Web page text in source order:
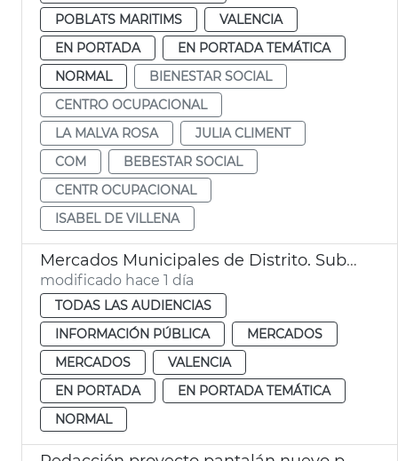
POBLATS MARITIMS
VALENCIA
EN PORTADA
EN PORTADA TEMÁTICA
NORMAL
BIENESTAR SOCIAL
CENTRO OCUPACIONAL
LA MALVA ROSA
JULIA CLIMENT
COM
BEBESTAR SOCIAL
CENTR OCUPACIONAL
ISABEL DE VILLENA
Mercados Municipales de Distrito. Subasta de puestos: 28 de septiembre de 2026
modificado hace 1 día
TODAS LAS AUDIENCIAS
INFORMACIÓN PÚBLICA
MERCADOS
MERCADOS
VALENCIA
EN PORTADA
EN PORTADA TEMÁTICA
NORMAL